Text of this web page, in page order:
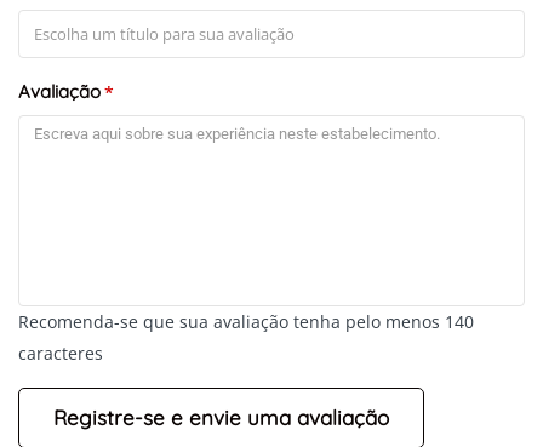
Avaliação*
Recomenda-se que sua avaliação tenha pelo menos 140
caracteres